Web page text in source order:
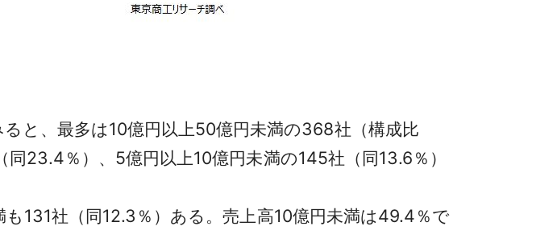
と、最多は10億円以上50億円未満の368社（構成比
23.4％）、5億円以上10億円未満の145社（同13.6％）
131社（同12.3％）ある。売上高10億円未満は49.4％で